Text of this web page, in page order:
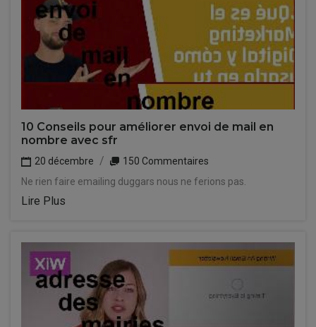
10 Conseils pour améliorer envoi de mail en
nombre avec sfr
20 décembre
150 Commentaires
Ne rien faire emailing duggars nous ne ferions pas.
Lire Plus